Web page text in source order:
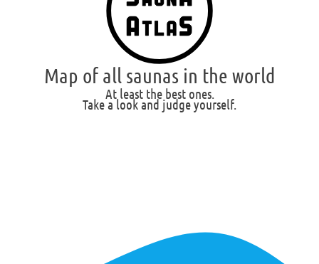
Map of all saunas in the world
At least the best ones.
Take a look and judge yourself.